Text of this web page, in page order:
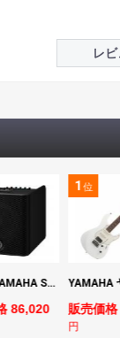
レ
ヤマハ YAMAHA STAGEPAS 200 バッテリー非搭載モデル ポータブルPAシステム
86,020
1位
販売価
円